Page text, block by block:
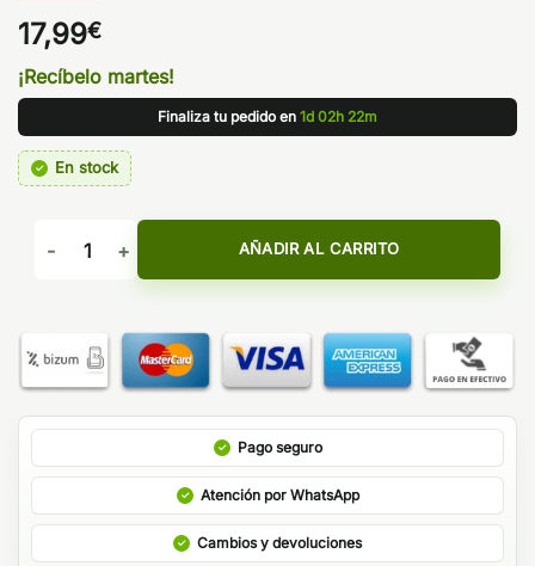
17,99€
¡Recíbelo martes!
Finaliza tu pedido en 1d 02h 22m
En stock
Aroma Tabaco Rubio Almendrado 30ml/120 Longfill -
AÑADIR AL CARRITO
Pago seguro
Atención por WhatsApp
Cambios y devoluciones